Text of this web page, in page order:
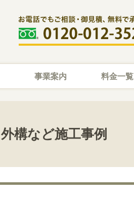
事業案内 料金一覧
外構など施工事例